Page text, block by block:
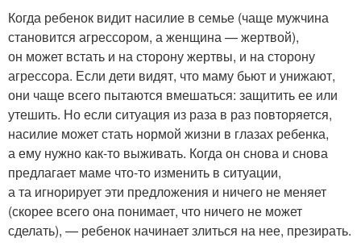
Когда ребенок видит насилие в семье (чаще мужчина
становится агрессором, а женщина — жертвой),
он может встать и на сторону жертвы, и на сторону
агрессора. Если дети видят, что маму бьют и унижают,
они чаще всего пытаются вмешаться: защитить ее или
утешить. Но если ситуация из раза в раз повторяется,
насилие может стать нормой жизни в глазах ребенка,
а ему нужно как-то выживать. Когда он снова и снова
предлагает маме что-то изменить в ситуации,
а та игнорирует эти предложения и ничего не меняет
(скорее всего она понимает, что ничего не может
сделать), — ребенок начинает злиться на нее, презирать.